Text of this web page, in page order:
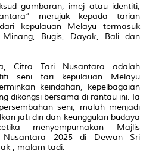
gambaran, imej atau identiti,
merujuk kepada tarian
kepulauan Melayu termasuk
Bugis, Dayak, Bali dan
Citra Tari Nusantara adalah
seni tari kepulauan Melayu
keindahan, kepelbagaian
dikongsi bersama di rantau ini. Ia
seni, malah menjadi
jati diri dan keunggulan budaya
menyempurnakan Majlis
Nusantara 2025 di Dewan Sri
, malam tadi.